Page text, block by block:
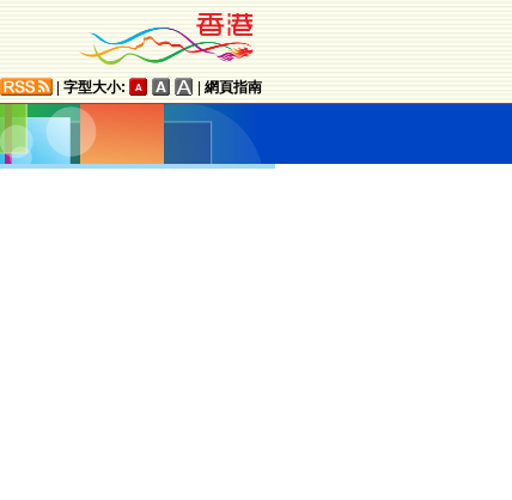
字型大小: 網頁指南